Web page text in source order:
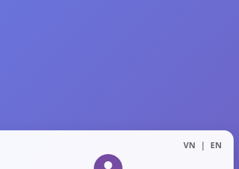
VN | EN